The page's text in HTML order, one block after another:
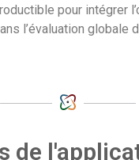
pour intégrer
l’évaluation globale
de